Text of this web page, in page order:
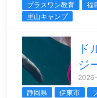
プラスワン教育 福
里山キャンプ
ド
ジ
静岡県
伊東市